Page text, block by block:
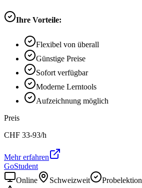
Ihre Vorteile:
Flexibel von überall
Günstige Preise
Sofort verfügbar
Moderne Lerntools
Aufzeichnung möglich
Preis
CHF 33-93/h
Mehr erfahren
GoStudent
Online
Schweizweit
Probelektion